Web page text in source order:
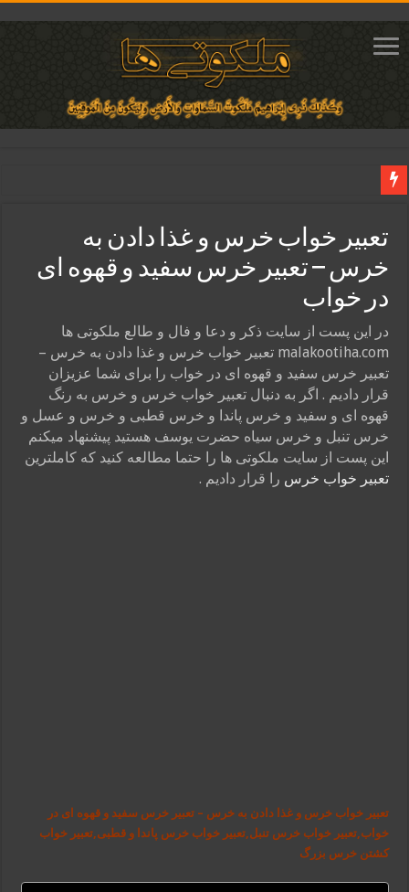
ختم آیات ۲ و ۳ سوره طلاق برای افزایش رزق و روزی | روش ختم، متن آیات و فضیلت
آیات قرآنی برای استجابت دعا و آسان شدن کارها و برآورده شدن حاجت
قویترین ذکر استجابت دعا و حاجت روایی | ذکر اسماء الحسنی برآورده شدن حاجت
دعای افزایش رزق و روزی و ثروتمند شدن | متن دعا و اذکار مجرب
تعبیر خواب خرس و غذا دادن به
خرس – تعبیر خرس سفید و قهوه ای
در خواب
در این پست از سایت ذکر و دعا و فال و طالع ملکوتی ها
malakootiha.com تعبیر خواب خرس و غذا دادن به خرس –
تعبیر خرس سفید و قهوه ای در خواب را برای شما عزیزان
قرار دادیم . اگر به دنبال تعبیر خواب خرس و خرس به رنگ
قهوه ای و سفید و خرس پاندا و خرس قطبی و خرس و عسل و
خرس تنبل و خرس سیاه حضرت یوسف هستید پیشنهاد میکنم
این پست از سایت ملکوتی ها را حتما مطالعه کنید که کاملترین
تعبیر خواب خرس را قرار دادیم .
تعبیر خواب خرس و غذا دادن به خرس – تعبیر خرس سفید و قهوه ای در
خواب,تعبیر خواب خرس تنبل,تعبیر خواب خرس پاندا و قطبی,تعبیر خواب
کشتن خرس بزرگ